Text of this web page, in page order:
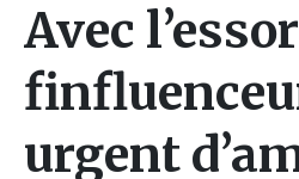
Avec
urgent